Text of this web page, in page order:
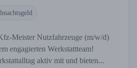
Meister Nutzfahrzeuge (m/w/d)
engagierten Werkstattteam!
aktiv mit und bieten...